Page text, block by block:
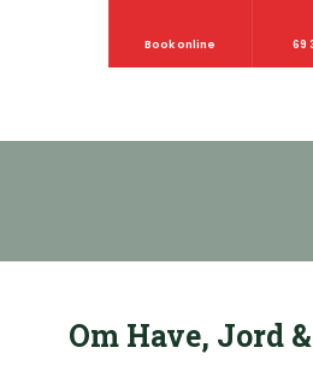
Book online 69
Om Have, Jord